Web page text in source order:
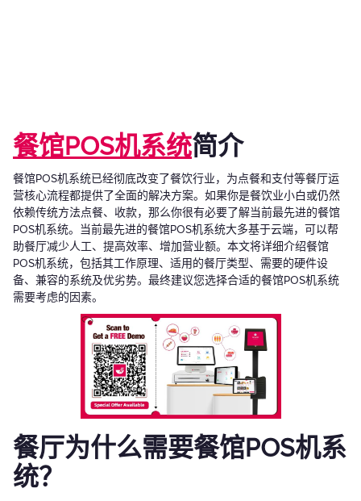
餐馆POS机系统简介
餐馆POS机系统已经彻底改变了餐饮行业，为点餐和支付等餐厅运
营核心流程都提供了全面的解决方案。如果你是餐饮业小白或仍然
依赖传统方法点餐、收款，那么你很有必要了解当前最先进的餐馆
POS机系统。当前最先进的餐馆POS机系统大多基于云端，可以帮
助餐厅减少人工、提高效率、增加营业额。本文将详细介绍餐馆
POS机系统，包括其工作原理、适用的餐厅类型、需要的硬件设
备、兼容的系统及优劣势。最终建议您选择合适的餐馆POS机系统
需要考虑的因素。
餐厅为什么需要餐馆POS机系
统？